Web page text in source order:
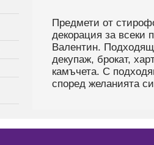
Предмети от
декорация за всеки
Валентин.
декупаж, брокат,
камъчета. С
според желанията